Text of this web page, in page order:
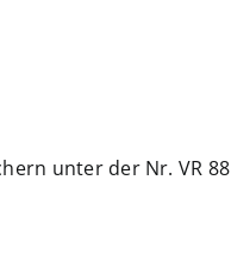
unter der Nr. VR 88